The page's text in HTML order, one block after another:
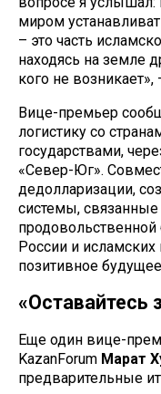
миром
– это часть
находясь на земле
кого не возникает»,
Вице-премьер
логистику со
государствами,
«Север-Юг».
дедолларизации,
системы, связанные
России и
позитивное
«Оставайтесь
Еще один вице-
KazanForum Марат
предварительные